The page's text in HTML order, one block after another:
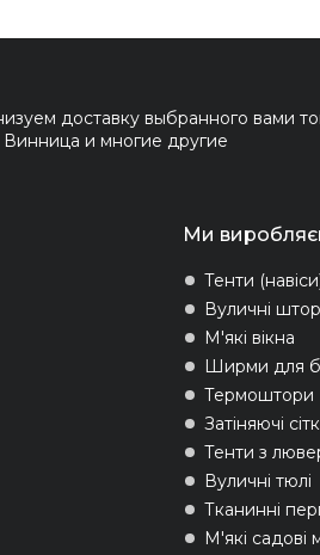
доставку выбранного вами
и многие другие
Ми
Тенти
Вуличні
М'які вікна
Ширми для
Термоштори
Затіняючі
Тенти з
Вуличні тюлі
Тканинні
М'які садові